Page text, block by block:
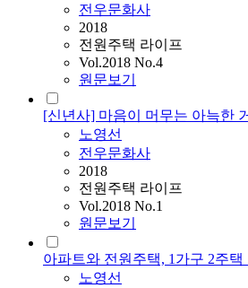
전우문화사
2018
전원주택 라이프
Vol.2018 No.4
원문보기
[신년사] 마음이 머무는 아늑한
노영선
전우문화사
2018
전원주택 라이프
Vol.2018 No.1
원문보기
아파트와 전원주택, 1가구 2주
노영선